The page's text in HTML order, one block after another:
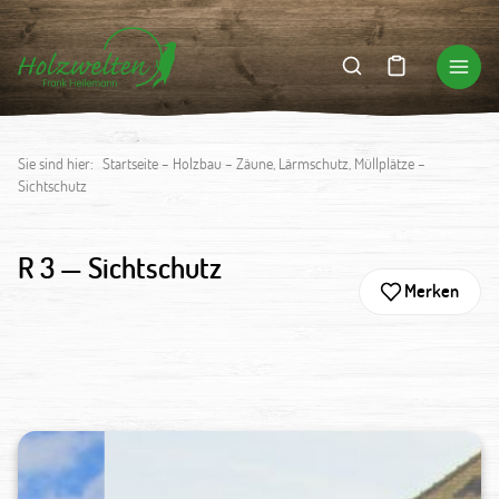
Sie sind hier: Startseite– Holzbau– Zäune, Lärmschutz, Müllplätze –
Sichtschutz
R 3 —Sichtschutz
Merken